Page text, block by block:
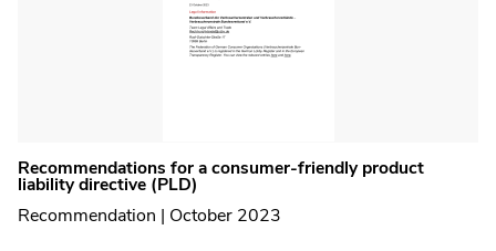
Recommendations for a consumer-friendly product
liability directive (PLD)
Recommendation | October 2023